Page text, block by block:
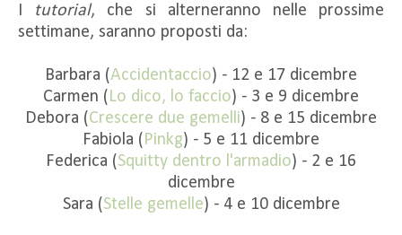
tutorial, che si alterneranno nelle prossime
settimane, saranno proposti da:
Barbara (Accidentaccio) - 12 e 17 dicembre
Carmen ( Lo dico, lo faccio) - 3 e 9 dicembre
Debora (Crescere due gemelli) - 8 e 15 dicembre
Fabiola ( Pinkg) - 5 e 11 dicembre
Federica (Squitty dentro l'armadio) - 2 e 16
dicembre
Sara (Stelle gemelle) - 4 e 10 dicembre